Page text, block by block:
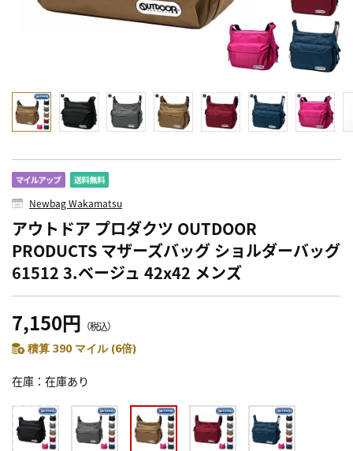
Newbag Wakamatsu
アウトドア プロダクツ OUTDOOR
PRODUCTS マザーズバッグ ショルダーバッグ
61512 3.ベージュ 42x42 メンズ
7,150円 （税込）
積算 390 マイル (6倍)
在庫 在庫あり